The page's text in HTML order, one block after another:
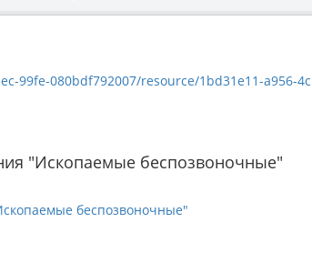
080bdf792007/resource/1bd31e11-a956-4c12-9f7d-
"Ископаемые беспозвоночные"
беспозвоночные"